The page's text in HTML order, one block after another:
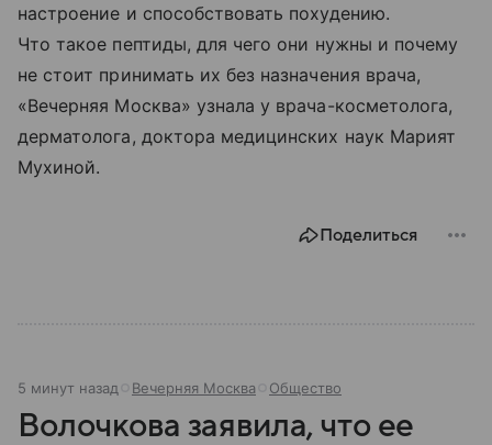
настроение и способствовать похудению.
Что такое пептиды, для чего они нужны и почему
не стоит принимать их без назначения врача,
«Вечерняя Москва» узнала у врача-косметолога,
дерматолога, доктора медицинских наук Марият
Мухиной.
Поделиться
5 минут назад Вечерняя Москва Общество
Волочкова заявила, что ее